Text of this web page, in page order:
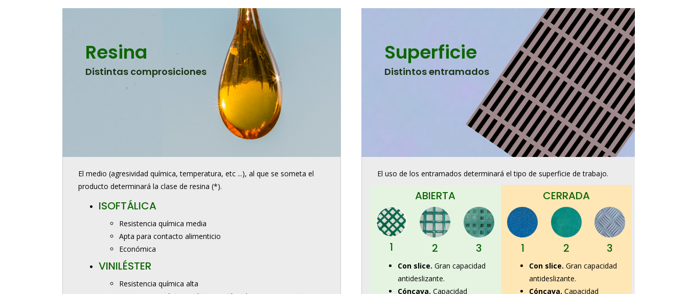
Resina
Distintas comprosiciones
El medio (agresividad química, temperatura, etc ...), al que se someta el
producto determinará la clase de resina (*).
ISOFTÁLICA
Resistencia química media
Apta para contacto alimenticio
Económica
VINILÉSTER
Resistencia química alta
Superficie
Distintos entramados
El uso de los entramados determinará el tipo de superficie de trabajo.
ABIERTA
1 2 3
Con slice. Gran capacidad
antideslizante.
Cóncava. Capacidad
CERRADA
1 2 3
Con slice. Gran capacidad
antideslizante.
Cóncava. Capacidad